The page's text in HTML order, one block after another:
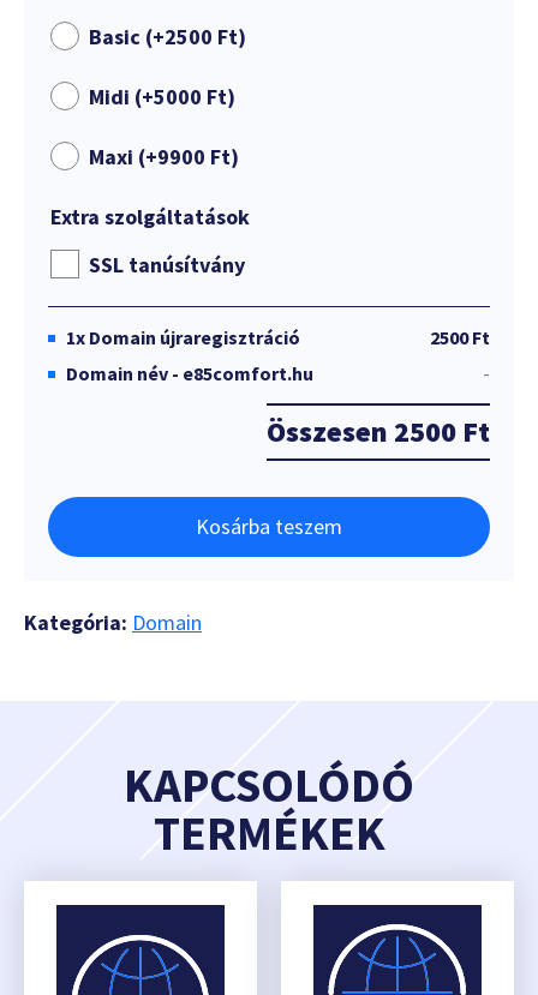
Basic (+2500 Ft)
Midi (+5000 Ft)
Maxi (+9900 Ft)
Extra szolgáltatások
SSL tanúsítvány
1x Domain újraregisztráció
2500 Ft
Domain név - e85comfort.hu
-
Összesen 2500 Ft
Kosárba teszem
Kategória: Domain
KAPCSOLÓDÓ
TERMÉKEK